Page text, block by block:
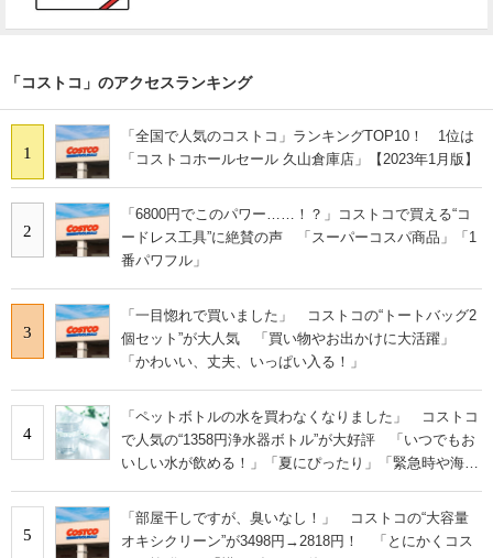
「コストコ」のアクセスランキング
1
「全国で人気のコストコ」ランキングTOP10！ 1位は
「コストコホールセール 久山倉庫店」【2023年1月版】
2
「6800円でこのパワー……！？」コストコで買える“コ
ードレス工具”に絶賛の声 「スーパーコスパ商品」「1
番パワフル」
3
「一目惚れで買いました」 コストコの“トートバッグ2
個セット”が大人気 「買い物やお出かけに大活躍」
「かわいい、丈夫、いっぱい入る！」
4
「ペットボトルの水を買わなくなりました」 コストコ
で人気の“1358円浄水器ボトル”が大好評 「いつでもお
いしい水が飲める！」「夏にぴったり」「緊急時や海外
5
「部屋干しですが、臭いなし！」 コストコの“大容量
オキシクリーン”が3498円→2818円！ 「とにかくコス